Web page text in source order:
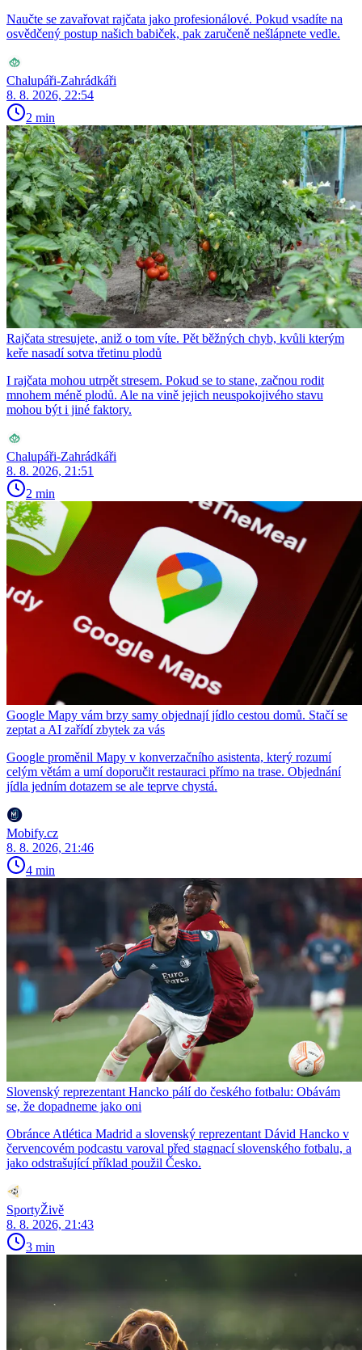
Naučte se zavařovat rajčata jako profesionálové. Pokud vsadíte na
osvědčený postup našich babiček, pak zaručeně nešlápnete vedle.
Chalupáři-Zahrádkáři
8. 8. 2026, 22:54
2 min
Rajčata stresujete, aniž o tom víte. Pět běžných chyb, kvůli kterým
keře nasadí sotva třetinu plodů
I rajčata mohou utrpět stresem. Pokud se to stane, začnou rodit
mnohem méně plodů. Ale na vině jejich neuspokojivého stavu
mohou být i jiné faktory.
Chalupáři-Zahrádkáři
8. 8. 2026, 21:51
2 min
Google Mapy vám brzy samy objednají jídlo cestou domů. Stačí se
zeptat a AI zařídí zbytek za vás
Google proměnil Mapy v konverzačního asistenta, který rozumí
celým větám a umí doporučit restauraci přímo na trase. Objednání
jídla jedním dotazem se ale teprve chystá.
Mobify.cz
8. 8. 2026, 21:46
4 min
Slovenský reprezentant Hancko pálí do českého fotbalu: Obávám
se, že dopadneme jako oni
Obránce Atlética Madrid a slovenský reprezentant Dávid Hancko v
červencovém podcastu varoval před stagnací slovenského fotbalu, a
jako odstrašující příklad použil Česko.
SportyŽivě
8. 8. 2026, 21:43
3 min